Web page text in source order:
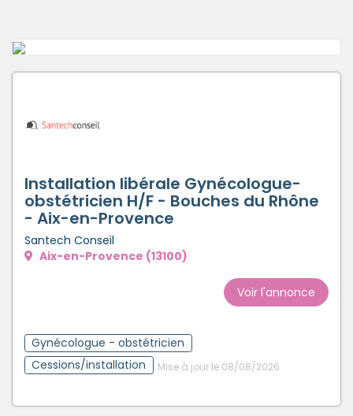
Inscrivez-vous en un clic !
Installation libérale Gynécologue-
obstétricien H/F - Bouches du Rhône
- Aix-en-Provence
Santech Conseil
Aix-en-Provence (13100)
Voir l'annonce
Gynécologue - obstétricien
Cessions/installation
Mise à jour le 08/08/2026